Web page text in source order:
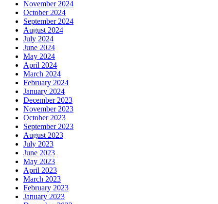
November 2024
October 2024
September 2024
August 2024
July 2024
June 2024
May 2024
April 2024
March 2024
February 2024
January 2024
December 2023
November 2023
October 2023
September 2023
August 2023
July 2023
June 2023
May 2023
April 2023
March 2023
February 2023
January 2023